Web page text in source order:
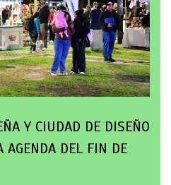
Y CIUDAD DE DISEÑO
AGENDA DEL FIN DE